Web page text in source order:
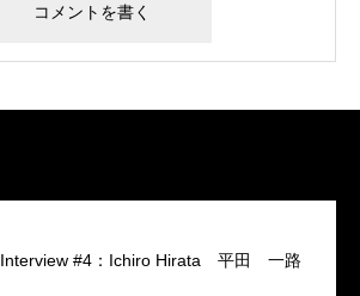
Interview #4：Ichiro Hirata 平田 一路